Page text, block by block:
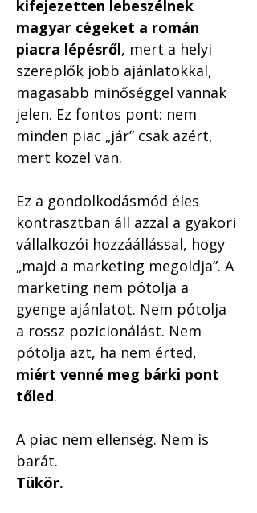
kifejezetten lebeszélnek
magyar cégeket a román
piacra lépésről, mert a helyi
szereplők jobb ajánlatokkal,
magasabb minőséggel vannak
jelen. Ez fontos pont: nem
minden piac „jár” csak azért,
mert közel van.
Ez a gondolkodásmód éles
kontrasztban áll azzal a gyakori
vállalkozói hozzáállással, hogy
„majd a marketing megoldja”. A
marketing nem pótolja a
gyenge ajánlatot. Nem pótolja
a rossz pozicionálást. Nem
pótolja azt, ha nem érted,
miért venné meg bárki pont
tőled.
A piac nem ellenség. Nem is
barát.
Tükör.